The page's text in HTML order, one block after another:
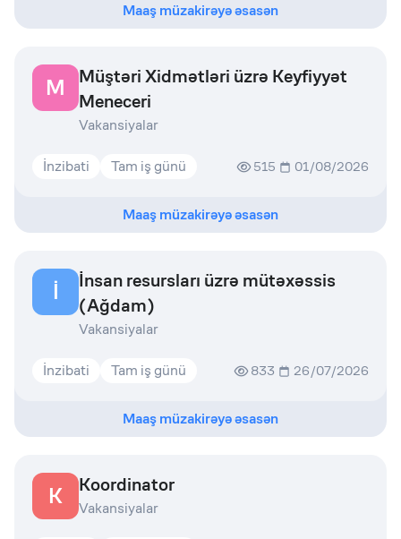
Maaş müzakirəyə əsasən
M
Müştəri Xidmətləri üzrə Keyfiyyət
Meneceri
Vakansiyalar
İnzibati Tam iş günü 515 01/08/2026
Maaş müzakirəyə əsasən
İ
İnsan resursları üzrə mütəxəssis
(Ağdam)
Vakansiyalar
İnzibati Tam iş günü 833 26/07/2026
Maaş müzakirəyə əsasən
K Koordinator
Vakansiyalar